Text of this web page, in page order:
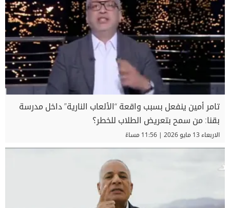
تامر أمين ينفعل بسبب واقعة “الألعاب النارية” داخل مدرسة
بقنا: من سمح بتعريض الطلاب للخطر؟
الاربعاء 13 مايو 2026 | 11:56 مساءً